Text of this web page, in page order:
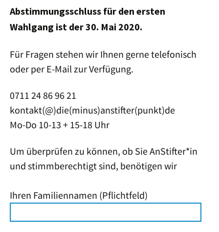
Abstimmungsschluss für den ersten
Wahlgang ist der 30. Mai 2020.
Für Fragen stehen wir Ihnen gerne telefonisch
oder per E-Mail zur Verfügung.
0711 24 86 96 21
kontakt(@)die(minus)anstifter(punkt)de
Mo-Do 10-13 + 15-18 Uhr
Um überprüfen zu können, ob Sie AnStifter*in
und stimmberechtigt sind, benötigen wir
Ihren Familiennamen (Pflichtfeld)